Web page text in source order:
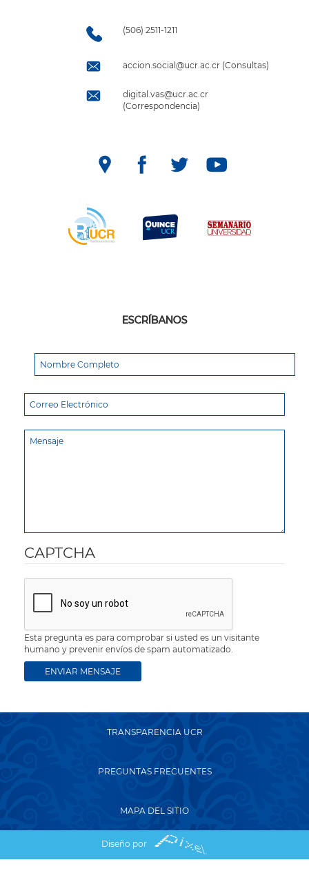
(506) 2511-1211
accion.social@ucr.ac.cr (Consultas)
digital.vas@ucr.ac.cr
(Correspondencia)
ESCRÍBANOS
CAPTCHA
Esta pregunta es para comprobar si usted es un visitante
humano y prevenir envíos de spam automatizado.
TRANSPARENCIA UCR
PREGUNTAS FRECUENTES
MAPA DEL SITIO
Diseño por